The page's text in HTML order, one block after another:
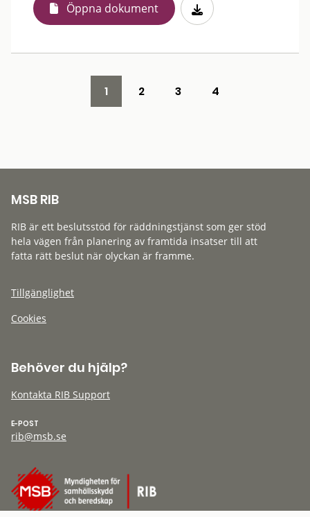
Öppna dokument
1 2 3 4
MSB RIB
RIB är ett beslutsstöd för räddningstjänst som ger stöd
hela vägen från planering av framtida insatser till att
fatta rätt beslut när olyckan är framme.
Tillgänglighet
Cookies
Behöver du hjälp?
Kontakta RIB Support
E-POST
rib@msb.se